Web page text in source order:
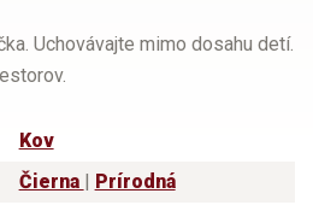
Uchovávajte mimo dosahu detí.
Kov
Čierna
Prírodná